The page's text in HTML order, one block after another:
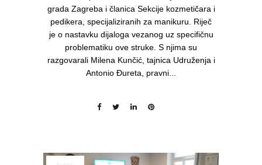
grada Zagreba i članica Sekcije kozmetičara i
pedikera, specijaliziranih za manikuru. Riječ
je o nastavku dijaloga vezanog uz specifičnu
problematiku ove struke. S njima su
razgovarali Milena Kunčić, tajnica Udruženja i
Antonio Đureta, pravni...